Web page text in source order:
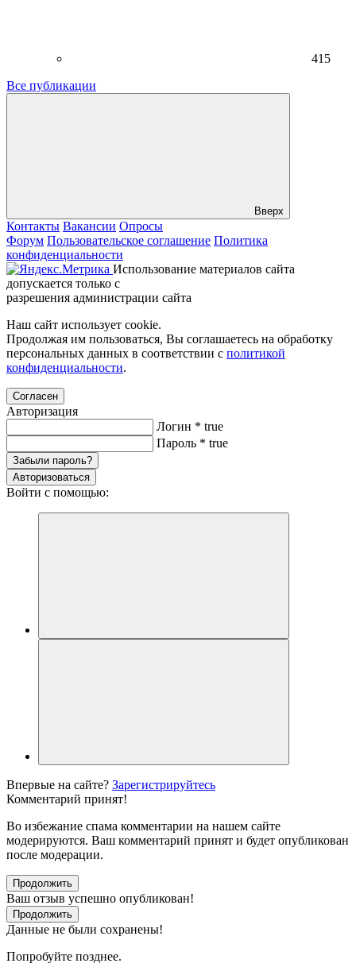
415
Все публикации
Вверх
Контакты Вакансии Опросы
Форум Пользовательское соглашение Политика
конфиденциальности
Использование материалов сайта
допускается только с
разрешения администрации сайта
Наш сайт использует cookie.
Продолжая им пользоваться, Вы соглашаетесь на обработку
персональных данных в соответствии с политикой
конфиденциальности.
Согласен
Авторизация
Логин * true
Пароль * true
Забыли пароль?
Авторизоваться
Войти с помощью:
Впервые на сайте? Зарегистрируйтесь
Комментарий принят!
Во избежание спама комментарии на нашем сайте
модерируются. Ваш комментарий принят и будет опубликован
после модерации.
Продолжить
Ваш отзыв успешно опубликован!
Продолжить
Данные не были сохранены!
Попробуйте позднее.